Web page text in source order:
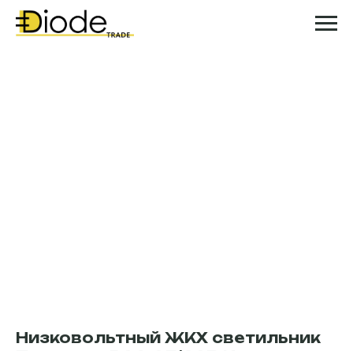
Низковольтный ЖКХ светильник